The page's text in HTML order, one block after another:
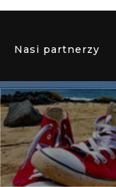
Nasi partnerzy